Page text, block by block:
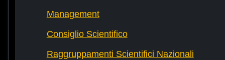
Management
Consiglio Scientifico
Raggruppamenti Scientifici Nazionali